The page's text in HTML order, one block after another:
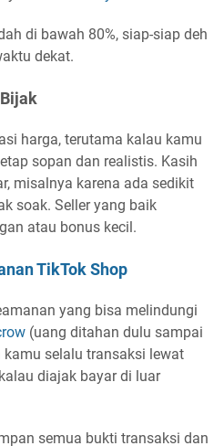
di bawah 80%, siap-siap deh
dekat.
harga, terutama kalau kamu
sopan dan realistis. Kasih
misalnya karena ada sedikit
soak. Seller yang baik
atau bonus kecil.
TikTok Shop
yang bisa melindungi
(uang ditahan dulu sampai
selalu transaksi lewat
diajak bayar di luar
semua bukti transaksi dan